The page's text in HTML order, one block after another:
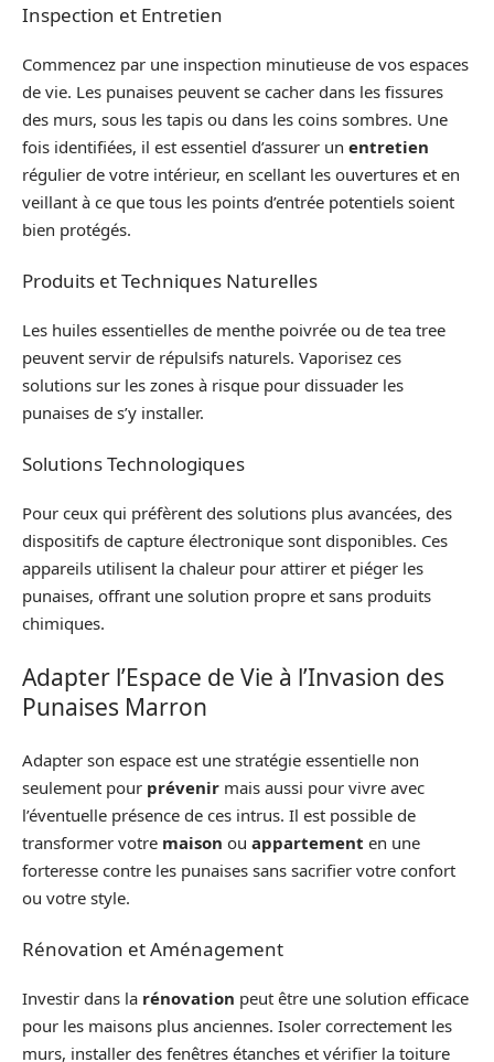
Inspection et Entretien
Commencez par une inspection minutieuse de vos espaces
de vie. Les punaises peuvent se cacher dans les fissures
des murs, sous les tapis ou dans les coins sombres. Une
fois identifiées, il est essentiel d’assurer un entretien
régulier de votre intérieur, en scellant les ouvertures et en
veillant à ce que tous les points d’entrée potentiels soient
bien protégés.
Produits et Techniques Naturelles
Les huiles essentielles de menthe poivrée ou de tea tree
peuvent servir de répulsifs naturels. Vaporisez ces
solutions sur les zones à risque pour dissuader les
punaises de s’y installer.
Solutions Technologiques
Pour ceux qui préfèrent des solutions plus avancées, des
dispositifs de capture électronique sont disponibles. Ces
appareils utilisent la chaleur pour attirer et piéger les
punaises, offrant une solution propre et sans produits
chimiques.
Adapter l’Espace de Vie à l’Invasion des
Punaises Marron
Adapter son espace est une stratégie essentielle non
seulement pour prévenir mais aussi pour vivre avec
l’éventuelle présence de ces intrus. Il est possible de
transformer votre maison ou appartement en une
forteresse contre les punaises sans sacrifier votre confort
ou votre style.
Rénovation et Aménagement
Investir dans la rénovation peut être une solution efficace
pour les maisons plus anciennes. Isoler correctement les
murs, installer des fenêtres étanches et vérifier la toiture